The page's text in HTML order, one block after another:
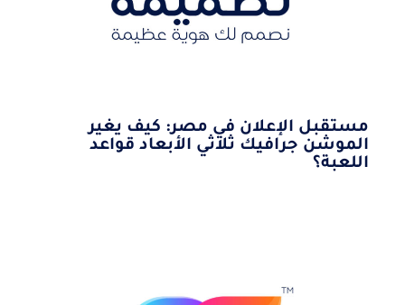
مستقبل الإعلان في مصر: كيف يغير
الموشن جرافيك ثلاثي الأبعاد قواعد
اللعبة؟